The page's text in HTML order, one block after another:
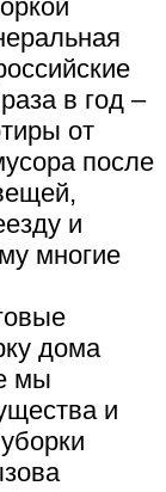
в год –
от
после
и
многие
дома
мы
и